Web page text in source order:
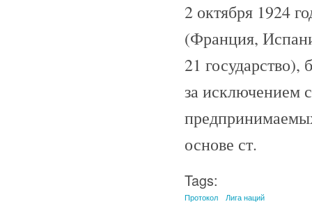
2 октября 1924
(Франция,
21 государство),
за исключением
основе ст.
Tags:
Протокол Лига наций